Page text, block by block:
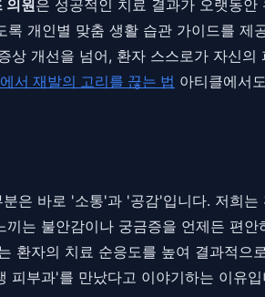
의원은 성공적인 치료 결과가 오랫동
개인별 맞춤 생활 습관 가이드를
상 개선을 넘어, 환자 스스로가 자신
서 재발의 고리를 끊는 법 아티클에서
은 바로 '소통'과 '공감'입니다. 저희
는 불안감이나 궁금증을 언제든 편
환자의 치료 순응도를 높여 결과적으
피부과'를 만났다고 이야기하는 이유입